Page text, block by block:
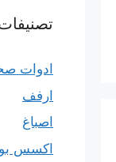
ادوات
ارفف
اصباغ
اكسس